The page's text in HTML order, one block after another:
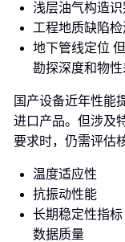
浅层油气构造识
工程地质缺陷检
地下管线定位
勘探深度和物
国产设备近年性能
进口产品。但涉及
要求时，仍需评估
温度适应性
抗振动性能
长期稳定性指
数据质量